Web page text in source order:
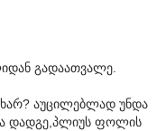
გადაათვალე.
აუცილებლად უნდა
დადგე,პლიუს ფოლის